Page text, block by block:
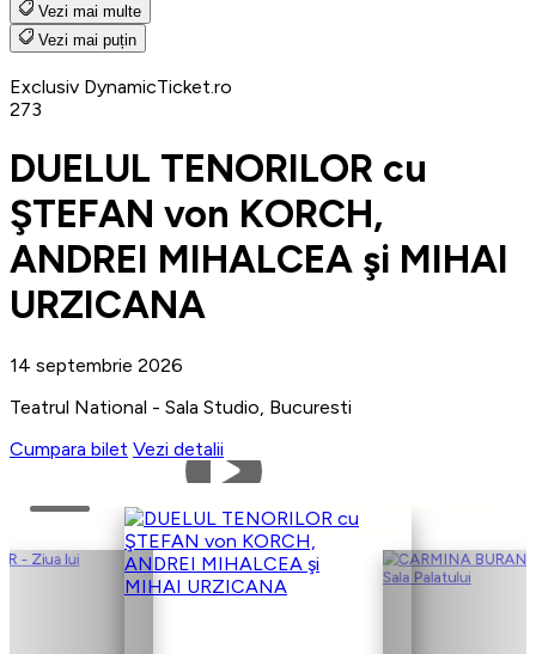
Vezi mai multe
Vezi mai puțin
Exclusiv DynamicTicket.ro
273
DUELUL TENORILOR cu
ŞTEFAN von KORCH,
ANDREI MIHALCEA şi MIHAI
URZICANA
14 septembrie 2026
Teatrul National - Sala Studio, Bucuresti
Cumpara bilet Vezi detalii